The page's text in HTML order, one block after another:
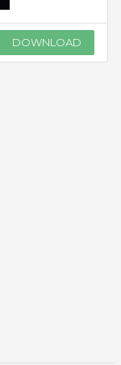
DOWNLOAD